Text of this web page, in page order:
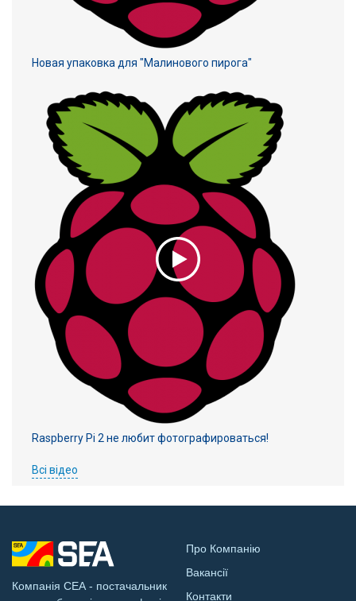
Новая упаковка для "Малинового пирога"
Raspberry Pi 2 не любит фотографироваться!
Всі відео
Компанія СЕА - постачальник
Про Компанію
Вакансії
Контакти